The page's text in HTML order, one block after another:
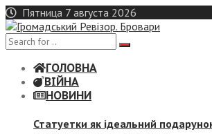
Skip
to
content
Пятница 7 августа 2026
ГОЛОВНА
ВІЙНА
НОВИНИ
Статуетки як ідеальний